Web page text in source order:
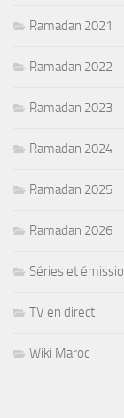
Ramadan 2021
Ramadan 2022
Ramadan 2023
Ramadan 2024
Ramadan 2025
Ramadan 2026
Séries et
TV en direct
Wiki Maroc